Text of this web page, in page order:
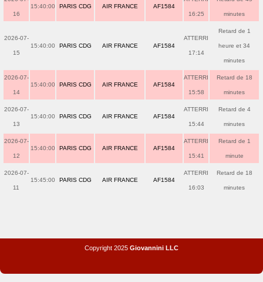
16
15:40:00 PARIS CDG AIR FRANCE AF1584
16:25 minutes
2026-07-
15
15:40:00 PARIS CDG AIR FRANCE AF1584
ATTERRI
17:14
Retard de 1
heure et 34
minutes
2026-07-
14
15:40:00 PARIS CDG AIR FRANCE AF1584
ATTERRI
15:58
Retard de 18
minutes
2026-07-
13
15:40:00 PARIS CDG AIR FRANCE AF1584
ATTERRI
15:44
Retard de 4
minutes
2026-07-
12
15:40:00 PARIS CDG AIR FRANCE AF1584
ATTERRI
15:41
Retard de 1
minute
2026-07-
11
15:45:00 PARIS CDG AIR FRANCE AF1584
ATTERRI
16:03
Retard de 18
minutes
Copyright 2025 Giovannini LLC